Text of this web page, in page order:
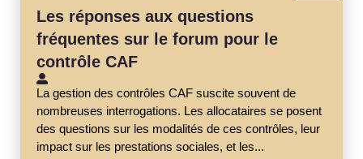
Les réponses aux questions
fréquentes sur le forum pour le
contrôle CAF
La gestion des contrôles CAF suscite souvent de
nombreuses interrogations. Les allocataires se posent
des questions sur les modalités de ces contrôles, leur
impact sur les prestations sociales, et les...